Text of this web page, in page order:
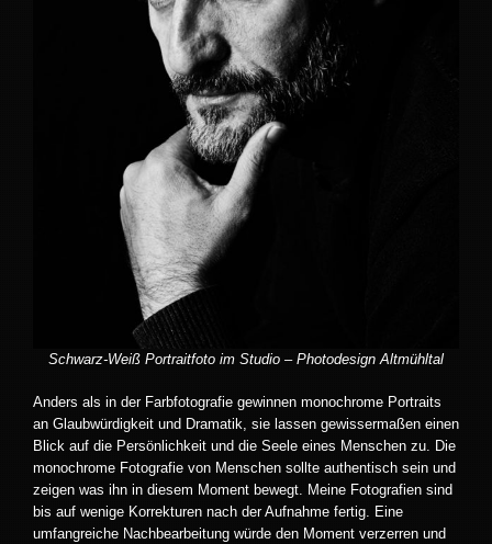
Schwarz-Weiß Portraitfoto im Studio – Photodesign Altmühltal
Anders als in der Farbfotografie gewinnen monochrome Portraits
an Glaubwürdigkeit und Dramatik, sie lassen gewissermaßen einen
Blick auf die Persönlichkeit und die Seele eines Menschen zu. Die
monochrome Fotografie von Menschen sollte authentisch sein und
zeigen was ihn in diesem Moment bewegt. Meine Fotografien sind
bis auf wenige Korrekturen nach der Aufnahme fertig. Eine
umfangreiche Nachbearbeitung würde den Moment verzerren und